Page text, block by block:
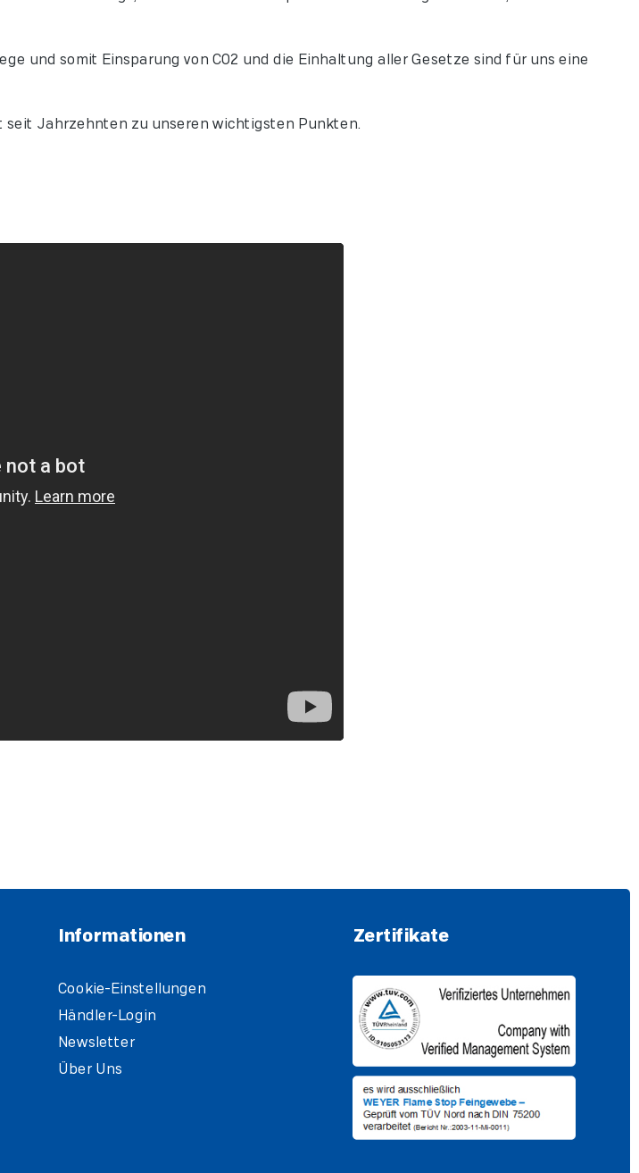
und somit Einsparung von C02 und die Einhaltung aller Gesetze sind für uns eine
seit Jahrzehnten zu unseren wichtigsten Punkten.
Informationen
Cookie-Einstellungen
Händler-Login
Newsletter
Über Uns
Zertifikate